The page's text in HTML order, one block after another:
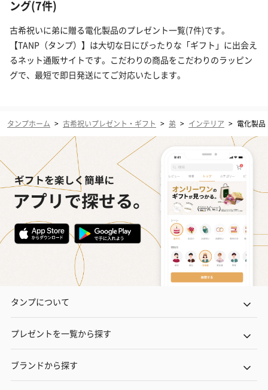
ング(7件)
古希祝いに弟に贈る電化製品のプレゼント一覧(7件)です。
【TANP（タンプ）】は大切な日にぴったりな「ギフト」に出会え
るネット通販サイトです。こだわりの商品をこだわりのラッピン
グで、最短で即日発送にてご対応いたします。
タンプホーム > 古希祝いプレゼント・ギフト > 弟 > インテリア > 電化製品
タンプについて
プレゼントを一覧から探す
ブランドから探す